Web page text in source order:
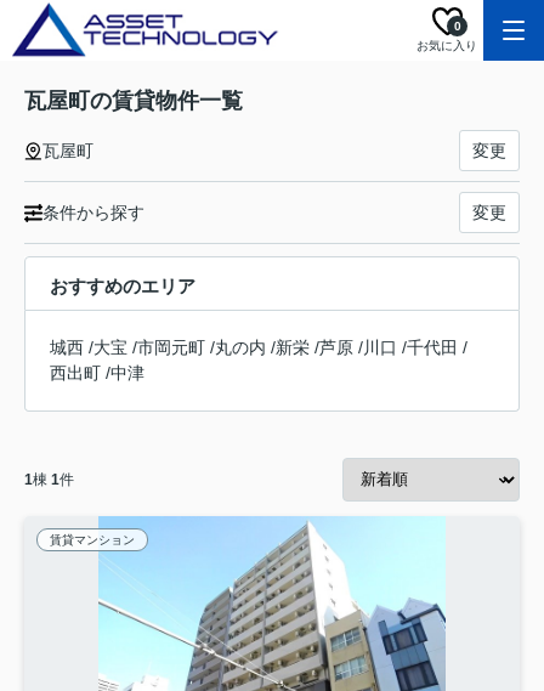
お気に入り
0
瓦屋町の賃貸物件一覧
瓦屋町 変更
条件から探す 変更
おすすめのエリア
城西 /大宝 /市岡元町 /丸の内 /新栄 /芦原 /川口 /千代田 /
西出町 /中津
1棟 1件
賃貸マンション